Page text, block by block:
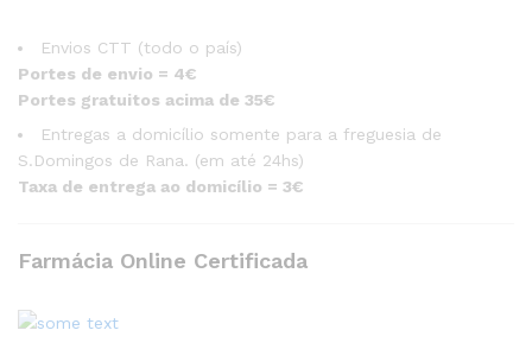
Envios CTT (todo o país)
Portes de envio = 4€
Portes gratuitos acima de 35€
Entregas a domicílio somente para a freguesia de
S.Domingos de Rana. (em até 24hs)
Taxa de entrega ao domicílio = 3€
Farmácia Online Certificada